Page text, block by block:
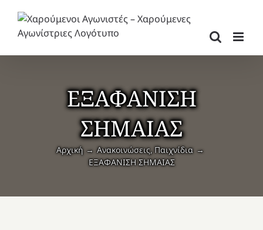
περιεχόμενο
ΕΞΑΦΑΝΙΣΗ
ΣΗΜΑΙΑΣ
Αρχική Ανακοινώσεις Παιχνίδια
ΕΞΑΦΑΝΙΣΗ ΣΗΜΑΙΑΣ